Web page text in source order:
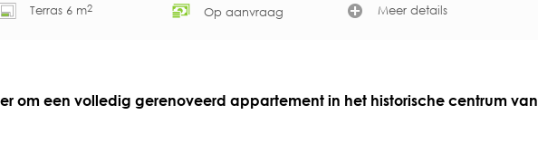
Terras 6 m2 Op aanvraag Meer details
om een volledig gerenoveerd appartement in het historische centrum van